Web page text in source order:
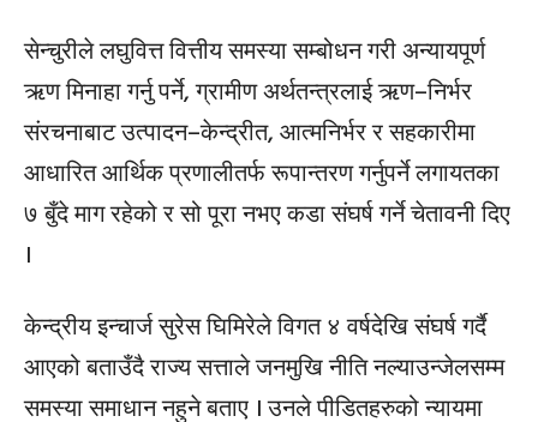
सेन्चुरीले लघुवित्त वित्तीय समस्या सम्बोधन गरी अन्यायपूर्ण
ऋण मिनाहा गर्नु पर्ने, ग्रामीण अर्थतन्त्रलाई ऋण–निर्भर
संरचनाबाट उत्पादन–केन्द्रीत, आत्मनिर्भर र सहकारीमा
आधारित आर्थिक प्रणालीतर्फ रूपान्तरण गर्नुपर्ने लगायतका
७ बुँदे माग रहेको र सो पूरा नभए कडा संघर्ष गर्ने चेतावनी दिए
।
केन्द्रीय इन्चार्ज सुरेस घिमिरेले विगत ४ वर्षदेखि संघर्ष गर्दै
आएको बताउँदै राज्य सत्ताले जनमुखि नीति नल्याउन्जेलसम्म
समस्या समाधान नहुने बताए । उनले पीडितहरुको न्यायमा